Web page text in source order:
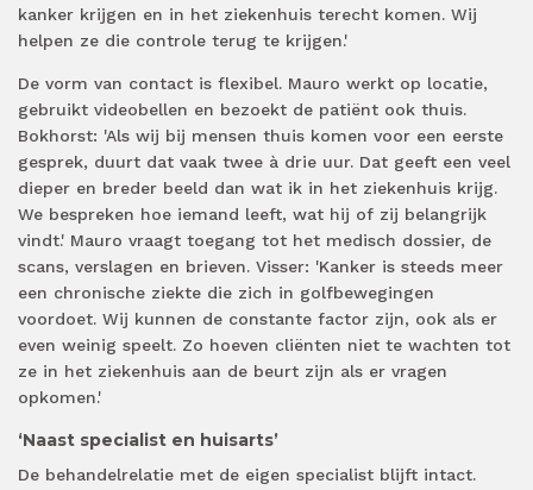
kanker krijgen en in het ziekenhuis terecht komen. Wij
helpen ze die controle terug te krijgen.'
De vorm van contact is flexibel. Mauro werkt op locatie,
gebruikt videobellen en bezoekt de patiënt ook thuis.
Bokhorst: 'Als wij bij mensen thuis komen voor een eerste
gesprek, duurt dat vaak twee à drie uur. Dat geeft een veel
dieper en breder beeld dan wat ik in het ziekenhuis krijg.
We bespreken hoe iemand leeft, wat hij of zij belangrijk
vindt.' Mauro vraagt toegang tot het medisch dossier, de
scans, verslagen en brieven. Visser: 'Kanker is steeds meer
een chronische ziekte die zich in golfbewegingen
voordoet. Wij kunnen de constante factor zijn, ook als er
even weinig speelt. Zo hoeven cliënten niet te wachten tot
ze in het ziekenhuis aan de beurt zijn als er vragen
opkomen.'
‘Naast specialist en huisarts’
De behandelrelatie met de eigen specialist blijft intact.